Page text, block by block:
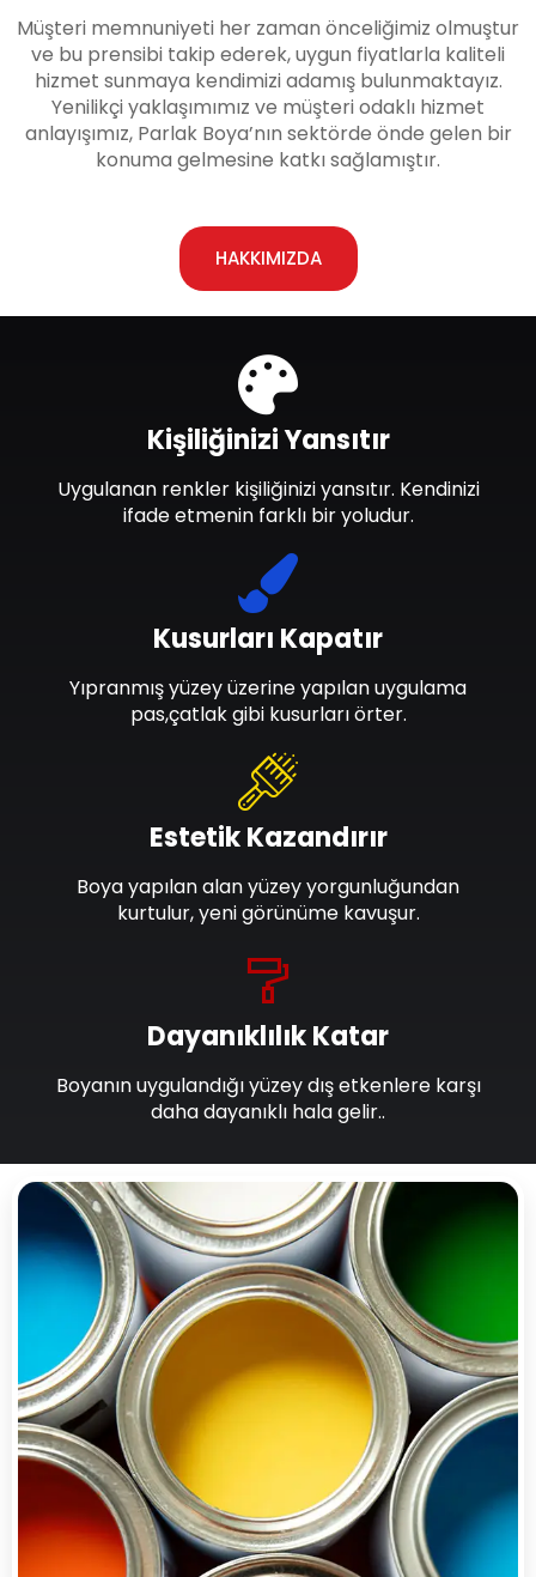
Müşteri memnuniyeti her zaman önceliğimiz olmuştur
ve bu prensibi takip ederek, uygun fiyatlarla kaliteli
hizmet sunmaya kendimizi adamış bulunmaktayız.
Yenilikçi yaklaşımımız ve müşteri odaklı hizmet
anlayışımız, Parlak Boya’nın sektörde önde gelen bir
konuma gelmesine katkı sağlamıştır.
HAKKIMIZDA
Dayanıklılık Katar
Boyanın uygulandığı yüzey dış etkenlere karşı
daha dayanıklı hala gelir..
Estetik Kazandırır
Boya yapılan alan yüzey yorgunluğundan
kurtulur, yeni görünüme kavuşur.
Kusurları Kapatır
Yıpranmış yüzey üzerine yapılan uygulama
pas,çatlak gibi kusurları örter.
Kişiliğinizi Yansıtır
Uygulanan renkler kişiliğinizi yansıtır. Kendinizi
ifade etmenin farklı bir yoludur.